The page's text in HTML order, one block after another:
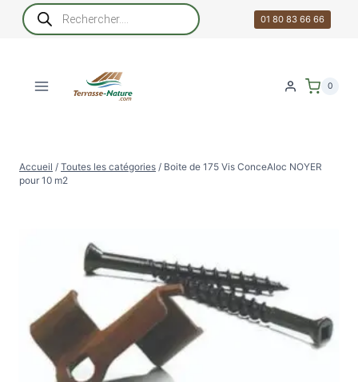
Recherche
de
produits
01 80 83 66 66
0
Accueil / Toutes les catégories / Boite de 175 Vis ConceAloc NOYER
pour 10 m2